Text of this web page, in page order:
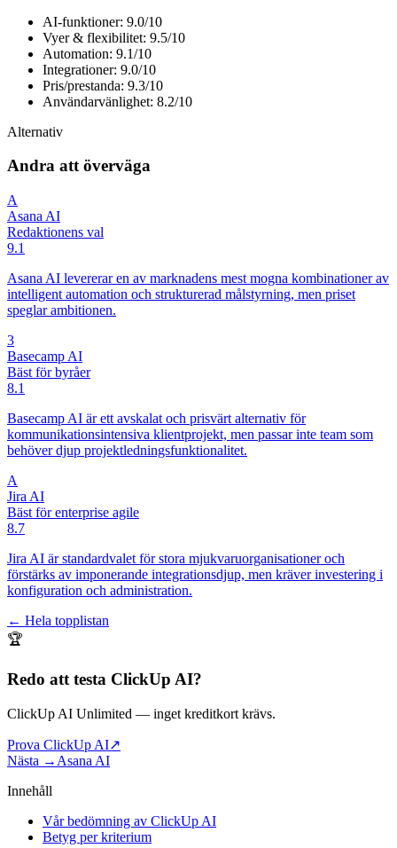
AI-funktioner: 9.0/10
Vyer & flexibilitet: 9.5/10
Automation: 9.1/10
Integrationer: 9.0/10
Pris/prestanda: 9.3/10
Användarvänlighet: 8.2/10
Alternativ
Andra att överväga
A
Asana AI
Redaktionens val
9.1
Asana AI levererar en av marknadens mest mogna kombinationer av
intelligent automation och strukturerad målstyrning, men priset
speglar ambitionen.
3
Basecamp AI
Bäst för byråer
8.1
Basecamp AI är ett avskalat och prisvärt alternativ för
kommunikationsintensiva klientprojekt, men passar inte team som
behöver djup projektledningsfunktionalitet.
A
Jira AI
Bäst för enterprise agile
8.7
Jira AI är standardvalet för stora mjukvaruorganisationer och
förstärks av imponerande integrationsdjup, men kräver investering i
konfiguration och administration.
← Hela topplistan
🏆
Redo att testa ClickUp AI?
ClickUp AI Unlimited — inget kreditkort krävs.
Prova ClickUp AI↗
Nästa → Asana AI
Innehåll
Vår bedömning av ClickUp AI
Betyg per kriterium